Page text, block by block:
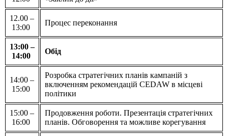
12.00 –
13:00
Процес переконання
13:00 –
14:00
Обід
14:00 –
15:00
Розробка стратегічних планів кампаній з
включенням рекомендацій СEDAW в місцеві
політики
15:00 –
16:00
Продовження роботи. Презентація стратегічних
планів. Обговорення та можливе корегування